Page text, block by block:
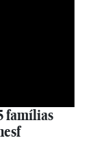
famílias